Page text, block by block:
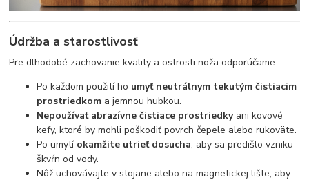
Údržba a starostlivosť
Pre dlhodobé zachovanie kvality a ostrosti noža odporúčame:
Po každom použití ho umyť neutrálnym tekutým čistiacim
prostriedkom a jemnou hubkou.
Nepoužívať abrazívne čistiace prostriedkyani kovové
kefy, ktoré by mohli poškodiť povrch čepele alebo rukoväte.
Po umytí okamžite utrieť dosucha, aby sa predišlo vzniku
škvŕn od vody.
Nôž uchovávajte v stojane alebo na magnetickej lište, aby